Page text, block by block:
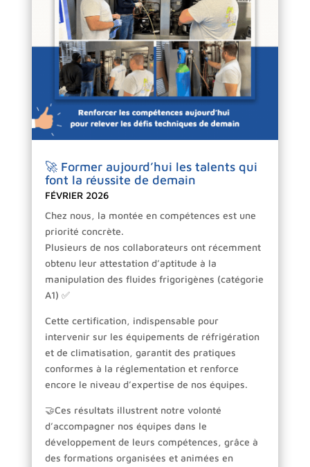
🚀 Former aujourd’hui les talents qui
font la réussite de demain
FÉVRIER 2026
Chez nous, la montée en compétences est une
priorité concrète.
Plusieurs de nos collaborateurs ont récemment
obtenu leur attestation d’aptitude à la
manipulation des fluides frigorigènes (catégorie
A1) ✅
Cette certification, indispensable pour
intervenir sur les équipements de réfrigération
et de climatisation, garantit des pratiques
conformes à la réglementation et renforce
encore le niveau d’expertise de nos équipes.
🤝Ces résultats illustrent notre volonté
d’accompagner nos équipes dans le
développement de leurs compétences, grâce à
des formations organisées et animées en